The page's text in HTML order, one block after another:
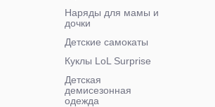
Наряды для мамы и
дочки
Детские самокаты
Куклы LoL Surprise
Детская
демисезонная
одежда